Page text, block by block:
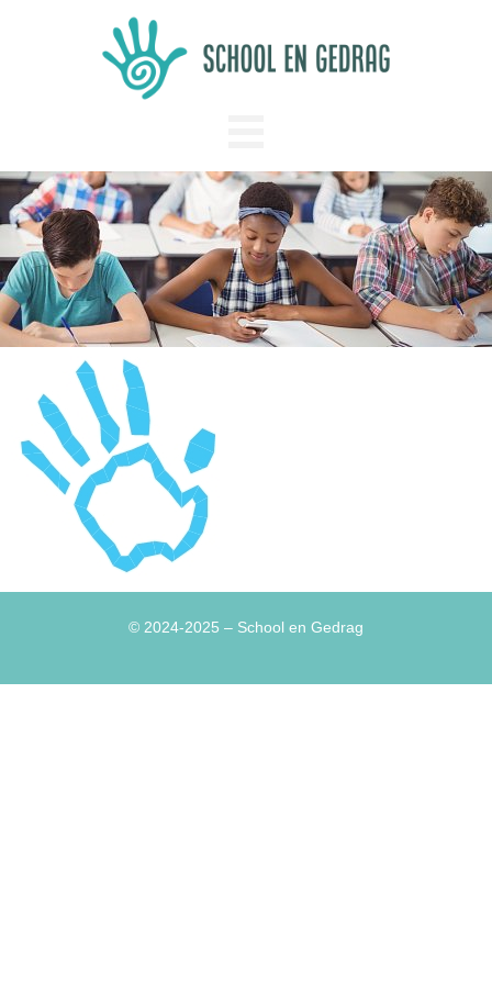
© 2024-2025 – School en Gedrag